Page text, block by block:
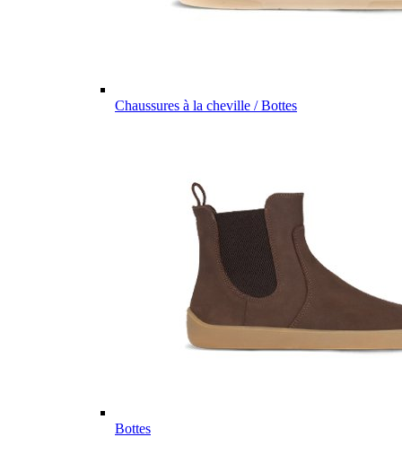
Chaussures à la cheville / Bottes
Bottes